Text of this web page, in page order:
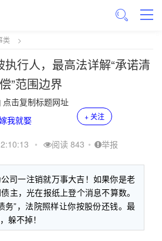
类 >
行人，最高法详解“承诺清
偿”范围边界
点击复制标题网址
我就娶
+ 关注
• 阅读 843 • 举报
司一注销就万事大吉！如果你是老
主，光在报纸上登个消息不算数。
务”，法院照样让你按股份还钱。最
躲不掉！